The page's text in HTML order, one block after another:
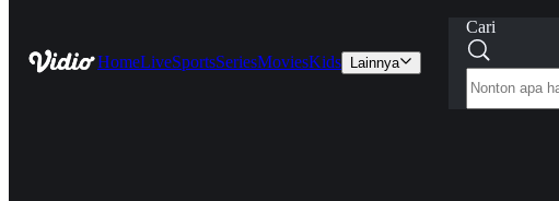
HomeLiveSportsSeriesMoviesKids Lainnya
Cari